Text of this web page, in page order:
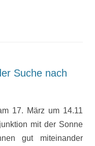
Suche nach
17. März um 14.11
mit der Sonne
gut miteinander